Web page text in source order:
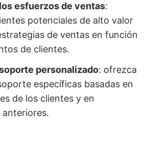
esfuerzos de ventas:
potenciales de alto valor
de ventas en función
de clientes.
personalizado: ofrezca
específicas basadas en
de los clientes y en